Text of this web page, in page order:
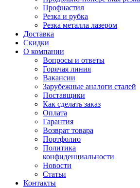
Профнастил
Резка и рубка
Резка металла лазером
Доставка
Скидки
О компании
Вопросы и ответы
Горячая линия
Вакансии
Зарубежные аналоги сталей
Поставщики
Как сделать заказ
Оплата
Гарантия
Возврат товара
Портфолио
Политика
конфиденциальности
Новости
Статьи
Контакты